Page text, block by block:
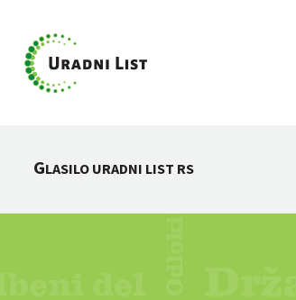
GLASILO URADNI LIST RS